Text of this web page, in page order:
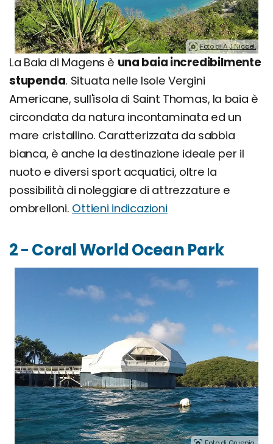
Foto di A J Niccel.
La Baia di Magens è una baia incredibilmente
stupenda. Situata nelle Isole Vergini
Americane, sull'isola di Saint Thomas, la baia è
circondata da natura incontaminata ed un
mare cristallino. Caratterizzata da sabbia
bianca, è anche la destinazione ideale per il
nuoto e diversi sport acquatici, oltre la
possibilità di noleggiare di attrezzature e
ombrelloni. Ottieni indicazioni
2 - Coral World Ocean Park